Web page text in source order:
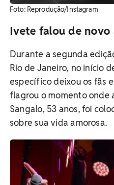
​Foto: Reprodução/Instagram
Ivete falou de novo
Durante a segunda
Rio de Janeiro, no início
específico deixou os fãs
flagrou o momento onde
Sangalo, 53 anos, foi
sobre sua vida amorosa.